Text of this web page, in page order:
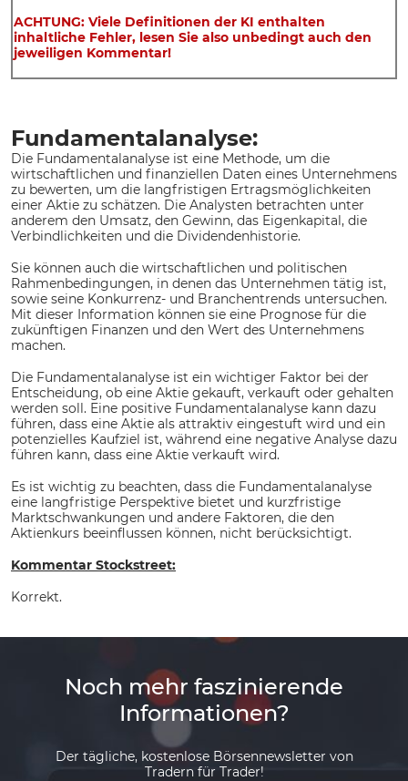
ACHTUNG: Viele Definitionen der KI enthalten
inhaltliche Fehler, lesen Sie also unbedingt auch den
jeweiligen Kommentar!
Fundamentalanalyse:
Die Fundamentalanalyse ist eine Methode, um die
wirtschaftlichen und finanziellen Daten eines Unternehmens
zu bewerten, um die langfristigen Ertragsmöglichkeiten
einer Aktie zu schätzen. Die Analysten betrachten unter
anderem den Umsatz, den Gewinn, das Eigenkapital, die
Verbindlichkeiten und die Dividendenhistorie.
Sie können auch die wirtschaftlichen und politischen
Rahmenbedingungen, in denen das Unternehmen tätig ist,
sowie seine Konkurrenz- und Branchentrends untersuchen.
Mit dieser Information können sie eine Prognose für die
zukünftigen Finanzen und den Wert des Unternehmens
machen.
Die Fundamentalanalyse ist ein wichtiger Faktor bei der
Entscheidung, ob eine Aktie gekauft, verkauft oder gehalten
werden soll. Eine positive Fundamentalanalyse kann dazu
führen, dass eine Aktie als attraktiv eingestuft wird und ein
potenzielles Kaufziel ist, während eine negative Analyse dazu
führen kann, dass eine Aktie verkauft wird.
Es ist wichtig zu beachten, dass die Fundamentalanalyse
eine langfristige Perspektive bietet und kurzfristige
Marktschwankungen und andere Faktoren, die den
Aktienkurs beeinflussen können, nicht berücksichtigt.
Kommentar Stockstreet:
Korrekt.
Noch mehr faszinierende
Informationen?
Der tägliche, kostenlose Börsennewsletter von
Tradern für Trader!